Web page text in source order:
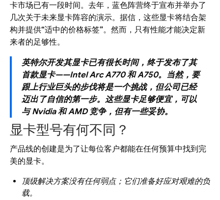
卡市场已有一段时间。去年，蓝色阵营终于宣布并举办了
几次关于未来显卡阵容的演示。据信，这些显卡将结合架
构并提供“适中的价格标签”。然而，只有性能才能决定新
来者的足够性。
英特尔开发其显卡已有很长时间，终于发布了其
首款显卡——Intel Arc A770 和 A750。当然，要
跟上行业巨头的步伐将是一个挑战，但公司已经
迈出了自信的第一步。这些显卡足够便宜，可以
与 Nvidia 和 AMD 竞争，但有一些妥协。
显卡型号有何不同？
产品线的创建是为了让每位客户都能在任何预算中找到完
美的显卡。
顶级解决方案没有任何弱点；它们准备好应对艰难的负
载。